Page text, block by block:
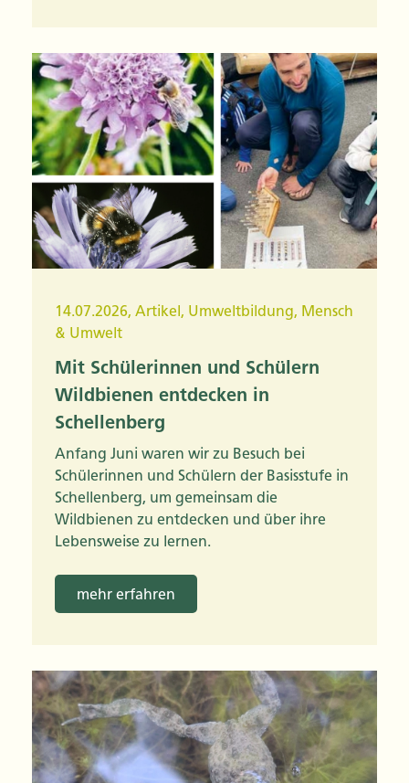
14.07.2026, Artikel , Umweltbildung, Mensch
& Umwelt
Mit Schülerinnen und Schülern
Wildbienen entdecken in
Schellenberg
Anfang Juni waren wir zu Besuch bei
Schülerinnen und Schülern der Basisstufe in
Schellenberg, um gemeinsam die
Wildbienen zu entdecken und über ihre
Lebensweise zu lernen.
mehr erfahren